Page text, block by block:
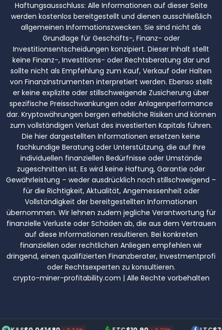
Haftungsausschluss: Alle Informationen auf dieser Seite
werden kostenlos bereitgestellt und dienen ausschließlich
allgemeinen Informationszwecken. Sie sind nicht als
Grundlage für Geschäfts-, Finanz- oder
Investitionsentscheidungen konzipiert. Dieser Inhalt stellt
keine Finanz-, Investitions- oder Rechtsberatung dar und
sollte nicht als Empfehlung zum Kauf, Verkauf oder Halten
von Finanzinstrumenten interpretiert werden. Ebenso stellt
er keine explizite oder stillschweigende Zusicherung über
spezifische Preisschwankungen oder Anlagenperformance
dar. Kryptowährungen bergen erhebliche Risiken und können
zum vollständigen Verlust des investierten Kapitals führen.
Die hier dargestellten Informationen ersetzen keine
fachkundige Beratung oder Unterstützung, die auf Ihre
individuellen finanziellen Bedürfnisse oder Umstände
zugeschnitten ist. Es wird keine Haftung, Garantie oder
Gewährleistung – weder ausdrücklich noch stillschweigend –
für die Richtigkeit, Aktualität, Angemessenheit oder
Vollständigkeit der bereitgestellten Informationen
übernommen. Wir lehnen zudem jegliche Verantwortung für
finanzielle Verluste oder Schäden ab, die aus dem Vertrauen
auf diese Informationen resultieren. Bei konkreten
finanziellen oder rechtlichen Anliegen empfehlen wir
dringend, einen qualifizierten Finanzberater, Investmentprofi
oder Rechtsexperten zu konsultieren.
crypto-miner-profitability.com | Alle Rechte vorbehalten